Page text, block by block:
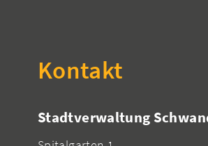
Kontakt
Stadtverwaltung